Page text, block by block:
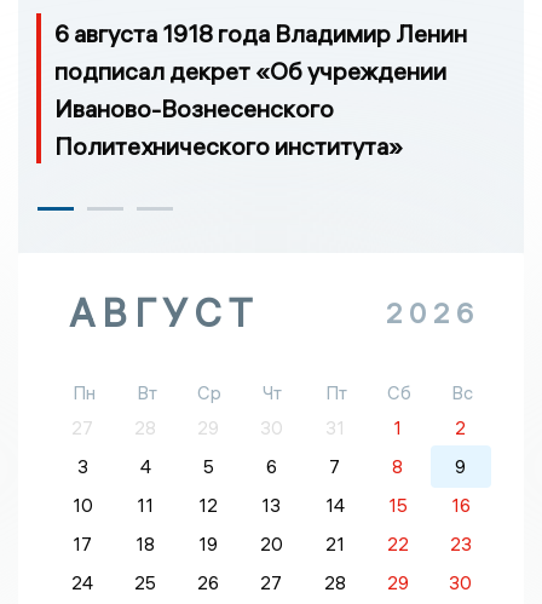
6 августа 1918 года Владимир Ленин
подписал декрет «Об учреждении
Иваново-Вознесенского
Политехнического института»
АВГУСТ 2026
Пн Вт Ср Чт Пт Сб
Вс
27
28 29 30 31 1
2
3
4 5 6 7 8
9
10
11 12 13 14 15
16
17
18 19 20 21 22
23
24
25 26 27 28 29
30